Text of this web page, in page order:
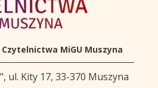
MiGU Muszyna
ul. Kity 17, 33-370 Muszyna